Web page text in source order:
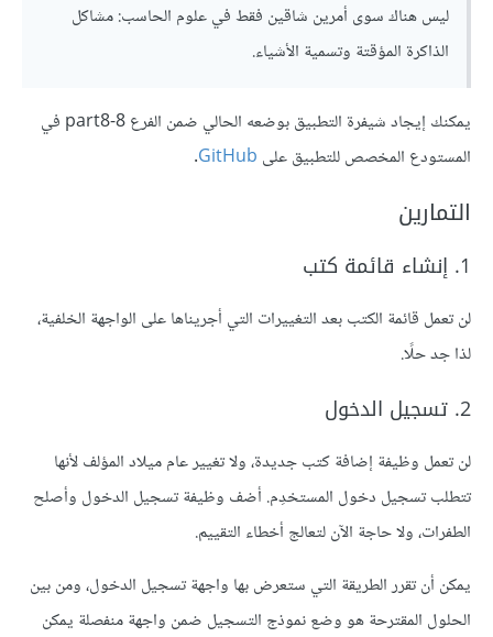
ليس هناك سوى أمرين شاقين فقط في علوم الحاسب: مشاكل
الذاكرة المؤقتة وتسمية الأشياء.
يمكنك إيجاد شيفرة التطبيق بوضعه الحالي ضمن الفرع part8-8 في
المستودع المخصص للتطبيق على GitHub
.
التمارين
1. إنشاء قائمة كتب
لن تعمل قائمة الكتب بعد التغييرات التي أجريناها على الواجهة الخلفية،
لذا جد حلًا.
2. تسجيل الدخول
لن تعمل وظيفة إضافة كتب جديدة، ولا تغيير عام ميلاد المؤلف لأنها
تتطلب تسجيل دخول المستخدِم. أضف وظيفة تسجيل الدخول وأصلح
الطفرات، ولا حاجة الآن لتعالج أخطاء التقييم.
يمكن أن تقرر الطريقة التي ستعرض بها واجهة تسجيل الدخول، ومن بين
الحلول المقترحة هو وضع نموذج التسجيل ضمن واجهة منفصلة يمكن